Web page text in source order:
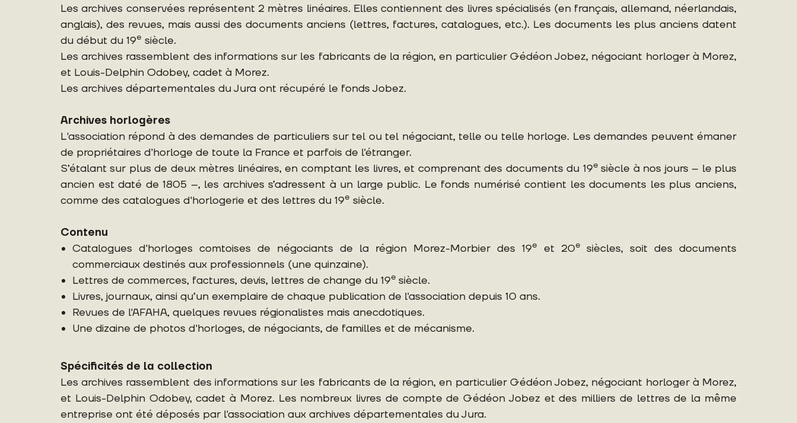
Les archives conservées représentent 2 mètres linéaires. Elles contiennent des livres spécialisés (en français, allemand, néerlandais,
anglais), des revues, mais aussi des documents anciens (lettres, factures, catalogues, etc.). Les documents les plus anciens datent
du début du 19e siècle.
Les archives rassemblent des informations sur les fabricants de la région, en particulier Gédéon Jobez, négociant horloger à Morez,
et Louis-Delphin Odobey, cadet à Morez.
Les archives départementales du Jura ont récupéré le fonds Jobez.
Archives horlogères
L'association répond à des demandes de particuliers sur tel ou tel négociant, telle ou telle horloge. Les demandes peuvent émaner
de propriétaires d'horloge de toute la France et parfois de l'étranger.
S’étalant sur plus de deux mètres linéaires, en comptant les livres, et comprenant des documents du 19esiècle à nos jours – le plus
ancien est daté de 1805 –, les archives s’adressent à un large public. Le fonds numérisé contient les documents les plus anciens,
comme des catalogues d'horlogerie et des lettres du 19e siècle.
Contenu
Catalogues d'horloges comtoises de négociants de la région Morez-Morbier des 19e et 20e siècles, soit des documents
commerciaux destinés aux professionnels (une quinzaine).
Lettres de commerces, factures, devis, lettres de change du 19e siècle.
Livres, journaux, ainsi qu’un exemplaire de chaque publication de l'association depuis 10 ans.
Revues de l'AFAHA, quelques revues régionalistes mais anecdotiques.
Une dizaine de photos d'horloges, de négociants, de familles et de mécanisme.
Spécificités de la collection
Les archives rassemblent des informations sur les fabricants de la région, en particulier Gédéon Jobez, négociant horloger à Morez,
et Louis-Delphin Odobey, cadet à Morez. Les nombreux livres de compte de Gédéon Jobez et des milliers de lettres de la même
entreprise ont été déposés par l'association aux archives départementales du Jura.